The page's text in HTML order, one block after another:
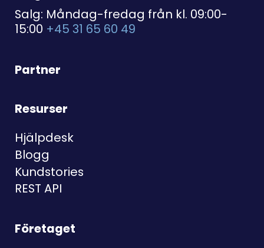
Salg: Måndag-fredag från kl. 09:00-
15:00 +45 31 65 60 49
Partner
Resurser
Hjälpdesk
Blogg
Kundstories
REST API
Företaget